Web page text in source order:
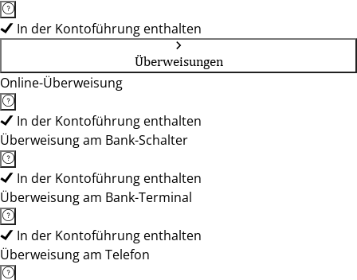
In der Kontoführung enthalten
Überweisungen
Online-Überweisung
In der Kontoführung enthalten
Überweisung am Bank-Schalter
In der Kontoführung enthalten
Überweisung am Bank-Terminal
In der Kontoführung enthalten
Überweisung am Telefon